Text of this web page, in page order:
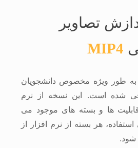
تصاویر
MIP4
نسخه MIP student به طور ویژه مخصوص دانشجویان
شده است. این نسخه از نرم
ها و بسته های موجود می
هر بسته از نرم افزار از
شود.